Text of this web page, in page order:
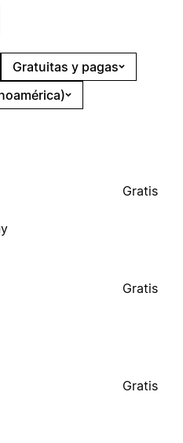
Gratuitas y pagas
Gratis
Gratis
Gratis